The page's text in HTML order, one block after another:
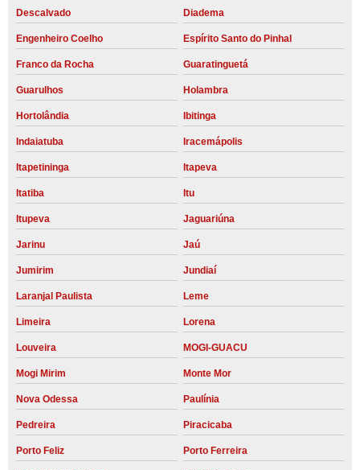
Descalvado Diadema
Engenheiro Coelho Espírito Santo do Pinhal
Franco da Rocha Guaratinguetá
Guarulhos Holambra
Hortolândia Ibitinga
Indaiatuba Iracemápolis
Itapetininga Itapeva
Itatiba Itu
Itupeva Jaguariúna
Jarinu Jaú
Jumirim Jundiaí
Laranjal Paulista Leme
Limeira Lorena
Louveira MOGI-GUACU
Mogi Mirim Monte Mor
Nova Odessa Paulínia
Pedreira Piracicaba
Porto Feliz Porto Ferreira